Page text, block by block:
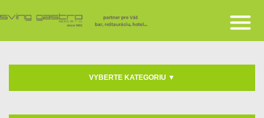
VYBERTE KATEGORIU ▼